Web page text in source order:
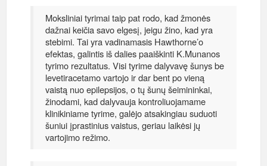
Moksliniai tyrimai taip pat rodo, kad žmonės
dažnai keičia savo elgesį, jeigu žino, kad yra
stebimi. Tai yra vadinamasis Hawthorne’o
efektas, galintis iš dalies paaiškinti K.Munanos
tyrimo rezultatus. Visi tyrime dalyvavę šunys be
levetiracetamo vartojo ir dar bent po vieną
vaistą nuo epilepsijos, o tų šunų šeimininkai,
žinodami, kad dalyvauja kontroliuojamame
klinikiniame tyrime, galėjo atsakingiau suduoti
šuniui įprastinius vaistus, geriau laikėsi jų
vartojimo režimo.